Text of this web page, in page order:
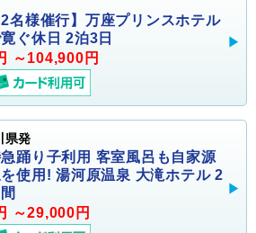
2名様催行】万座プリンスホテル
ぐ休日 2泊3日
～104,900円
県発
踊り子利用 客室風呂も自家源
使用! 湯河原温泉 大滝ホテル 2
～29,000円